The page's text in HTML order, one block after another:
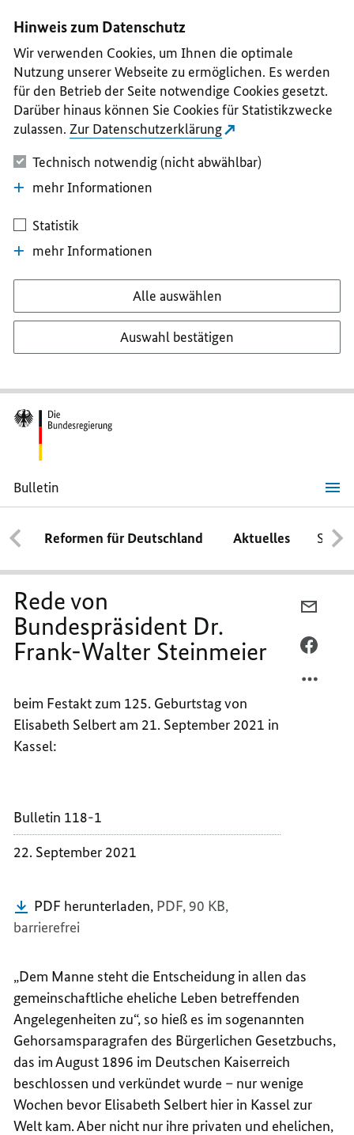
II
III
IV
V
Hinweis zum Datenschutz
Wir verwenden Cookies, um Ihnen die optimale
Nutzung unserer Webseite zu ermöglichen. Es werden
für den Betrieb der Seite notwendige Cookies gesetzt.
Darüber hinaus können Sie Cookies für Statistikzwecke
zulassen. Zur Datenschutzerklärung
Technisch notwendig (nicht abwählbar)
mehr Informationen
Statistik
mehr Informationen
Alle auswählen
Auswahl bestätigen
Bulletin
Rede
von
Bundespräsident
Dr.
Frank-
Walter
Steinmeier
Reformen für Deutschland Aktuelles
Rede von
Bundespräsident Dr.
Frank-Walter Steinmeier
beim Festakt zum 125. Geburtstag von
Elisabeth Selbert am 21. September 2021 in
Kassel:
Bulletin 118-1
22. September 2021
PDF herunterladen, PDF, 90 KB,
barrierefrei
„Dem Manne steht die Entscheidung in allen das
gemeinschaftliche eheliche Leben betreffenden
Angelegenheiten zu“, so hieß es im sogenannten
Gehorsamsparagrafen des Bürgerlichen Gesetzbuchs,
das im August 1896 im Deutschen Kaiserreich
beschlossen und verkündet wurde – nur wenige
Wochen bevor Elisabeth Selbert hier in Kassel zur
Welt kam. Aber nicht nur ihre privaten und ehelichen,